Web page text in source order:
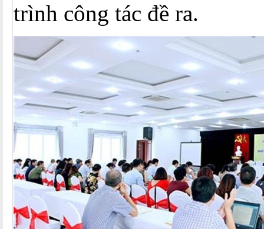
trình công tác đề ra.